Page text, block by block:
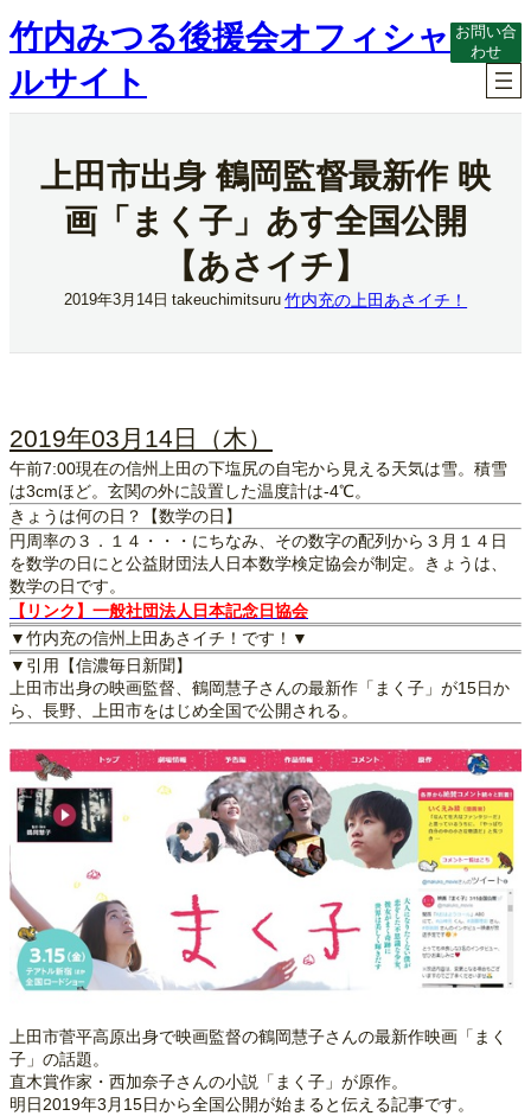
内
容
ス
キ
竹内みつる後援会オフィシャ
ルサイト
お問い合
わせ
上田市出身 鶴岡監督最新作 映
画「まく子」あす全国公開
【あさイチ】
2019年3月14日 takeuchimitsuru 竹内充の上田あさイチ！
2019年03月14日（木）
午前7:00現在の信州上田の下塩尻の自宅から見える天気は雪。積雪
は3cmほど。玄関の外に設置した温度計は-4℃。
きょうは何の日？【数学の日】
円周率の３．１４・・・にちなみ、その数字の配列から３月１４日
を数学の日にと公益財団法人日本数学検定協会が制定。きょうは、
数学の日です。
【リンク】一般社団法人日本記念日協会
▼竹内充の信州上田あさイチ！です！▼
▼引用【信濃毎日新聞】
上田市出身の映画監督、鶴岡慧子さんの最新作「まく子」が15日か
ら、長野、上田市をはじめ全国で公開される。
上田市菅平高原出身で映画監督の鶴岡慧子さんの最新作映画「まく
子」の話題。
直木賞作家・西加奈子さんの小説「まく子」が原作。
明日2019年3月15日から全国公開が始まると伝える記事です。